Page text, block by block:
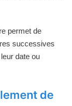
permet de
successives
date ou
de